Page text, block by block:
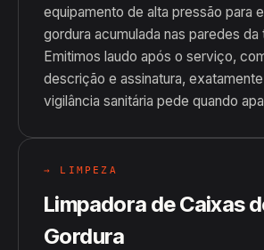
equipamento de alta pressão para
gordura acumulada nas paredes da
Emitimos laudo após o serviço,
descrição e assinatura,
vigilância sanitária pede quando
→ LIMPEZA
Limpadora de Caixas
Gordura